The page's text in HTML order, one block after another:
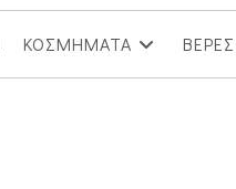
ΚΟΣΜΗΜΑΤΑ ΒΕΡΕΣ